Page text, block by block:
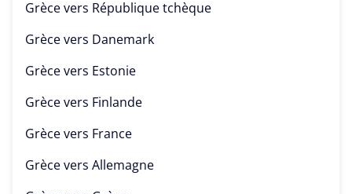
Grèce vers République tchèque
Grèce vers Danemark
Grèce vers Estonie
Grèce vers Finlande
Grèce vers France
Grèce vers Allemagne